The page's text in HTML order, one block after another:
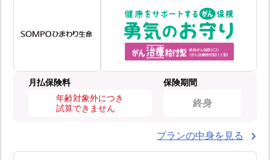
月払保険料
年齢対象外につき
試算できません
保険期間
終身
プランの中身を見る